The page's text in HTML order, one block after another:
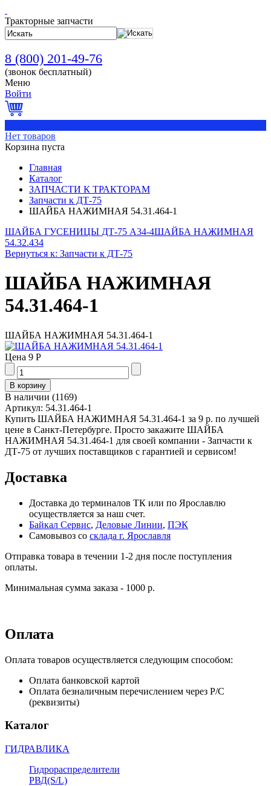
Тракторные запчасти
8 (800) 201-49-76
(звонок бесплатный)
Меню
Войти
Нет товаров
Корзина пуста
Главная
Каталог
ЗАПЧАСТИ К ТРАКТОРАМ
Запчасти к ДТ-75
ШАЙБА НАЖИМНАЯ 54.31.464-1
ШАЙБА ГУСЕНИЦЫ ДТ-75 А34-4ШАЙБА НАЖИМНАЯ
54.32.434
Вернуться к: Запчасти к ДТ-75
ШАЙБА НАЖИМНАЯ
54.31.464-1
ШАЙБА НАЖИМНАЯ 54.31.464-1
Цена 9 Р
В наличии (1169)
Артикул: 54.31.464-1
Купить ШАЙБА НАЖИМНАЯ 54.31.464-1 за 9 р. по лучшей
цене в Санкт-Петербурге. Просто закажите ШАЙБА
НАЖИМНАЯ 54.31.464-1 для своей компании - Запчасти к
ДТ-75 от лучших поставщиков с гарантией и сервисом!
Доставка
Доставка до терминалов ТК или по Ярославлю
осуществляется за наш счет.
Байкал Сервис, Деловые Линии, ПЭК
Самовывоз со склада г. Ярославля
Отправка товара в течении 1-2 дня после поступления
оплаты.
Минимальная сумма заказа - 1000 р.
Оплата
Оплата товаров осуществляется следующим способом:
Оплата банковской картой
Оплата безналичным перечислением через Р/С
(реквизиты)
Каталог
ГИДРАВЛИКА
Гидрораспределители
РВД(S/L)